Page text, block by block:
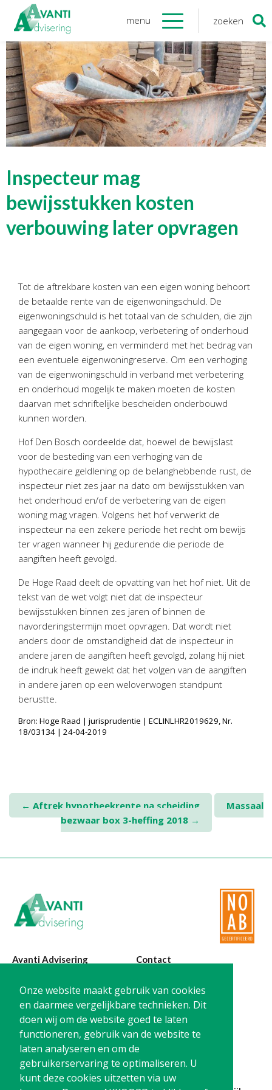
Onze website maakt gebruik van cookies
en daarmee vergelijkbare technieken. Dit
doen wij om de website goed te laten
functioneren, gebruik van de website te
laten analyseren en om de
gebruikerservaring te optimaliseren. U
kunt deze cookies uitzetten via uw
menu zoeken
Organisatie
Onze medewerkers
NOAB gecertificeerd
Algemene verordening
gegevensbescherming
Sponsoring
Onze diensten
Financiele Administratie
Bedrijfseconomisch advies
Belastingadvies Purmerend
Online boekhouden
Nieuws &informatie
Nieuwsbrief
Nieuwsoverzicht
Contact
Avanti Online
Twinfield – Boekhouden
Visionplanner – Rapportage
Klantenportaal – Online dossiers
Online Salaris – Salarissen
Nextens-Accorderen aangiften
Zoeken
naar:
Inspecteur mag
bewijsstukken kosten
verbouwing later opvragen
Tot de aftrekbare kosten van een eigen woning behoort
de betaalde rente van de eigenwoningschuld. De
eigenwoningschuld is het totaal van de schulden, die zijn
aangegaan voor de aankoop, verbetering of onderhoud
van de eigen woning, en verminderd met het bedrag van
een eventuele eigenwoningreserve. Om een verhoging
van de eigenwoningschuld in verband met verbetering
en onderhoud mogelijk te maken moeten de kosten
daarvan met schriftelijke bescheiden onderbouwd
kunnen worden.
Hof Den Bosch oordeelde dat, hoewel de bewijslast
voor de besteding van een verhoging van de
hypothecaire geldlening op de belanghebbende rust, de
inspecteur niet zes jaar na dato om bewijsstukken van
het onderhoud en/of de verbetering van de eigen
woning mag vragen. Volgens het hof verwerkt de
inspecteur na een zekere periode het recht om bewijs
ter vragen wanneer hij gedurende die periode de
aangiften heeft gevolgd.
De Hoge Raad deelt de opvatting van het hof niet. Uit de
tekst van de wet volgt niet dat de inspecteur
bewijsstukken binnen zes jaren of binnen de
navorderingstermijn moet opvragen. Dat wordt niet
anders door de omstandigheid dat de inspecteur in
andere jaren de aangiften heeft gevolgd, zolang hij niet
de indruk heeft gewekt dat het volgen van de aangiften
in andere jaren op een weloverwogen standpunt
berustte.
Bron: Hoge Raad | jurisprudentie | ECLINLHR2019629, Nr.
18/03134 | 24-04-2019
Post
navigation
← Aftrek hypotheekrente na scheiding
Massaal
bezwaar box 3-heffing 2018 →
Avanti Advisering
Poelstraat 4
1441 RR Purmerend
Contact
T: 0299-420870
@:
info@avanti-
advisering.nl
BTW: NL861212733B01